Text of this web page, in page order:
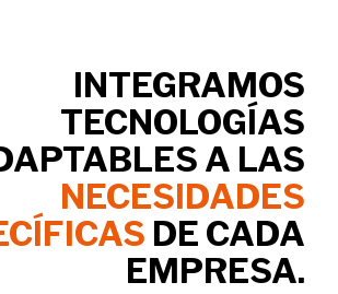
INTEGRAMOS
TECNOLOGÍAS
A LAS
NECESIDADES
DE CADA
EMPRESA.